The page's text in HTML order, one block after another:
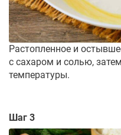
Растопленное и
с сахаром и солью,
температуры.
Шаг 3